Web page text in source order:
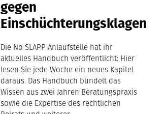
gegen
Einschüchterungsklagen
Die No SLAPP Anlaufstelle hat ihr
aktuelles Handbuch veröffentlicht: Hier
lesen Sie jede Woche ein neues Kapitel
daraus. Das Handbuch bündelt das
Wissen aus zwei Jahren Beratungspraxis
sowie die Expertise des rechtlichen